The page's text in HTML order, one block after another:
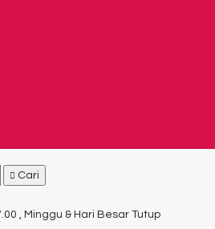
Cari
, Minggu & Hari Besar Tutup